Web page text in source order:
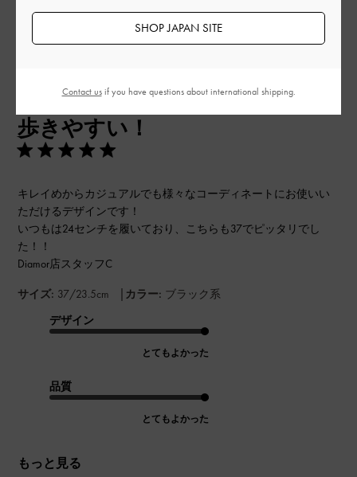
ご利用者様
歩きやすい！
キレイめからカジュアルでも様々なコーディネートにお使いい
ただけるデザインです！
いつもは24センチを履いており、こちらも37でピッタリでし
た！！
Diamor店スタッフC
サイズ: 37/23.5cm | カラー: ブラック系
デザイン
とてもよかった
品質
とてもよかった
もっと見る
2025-08-26
SHOP JAPAN SITE
Contact usif you have questions about international shipping.